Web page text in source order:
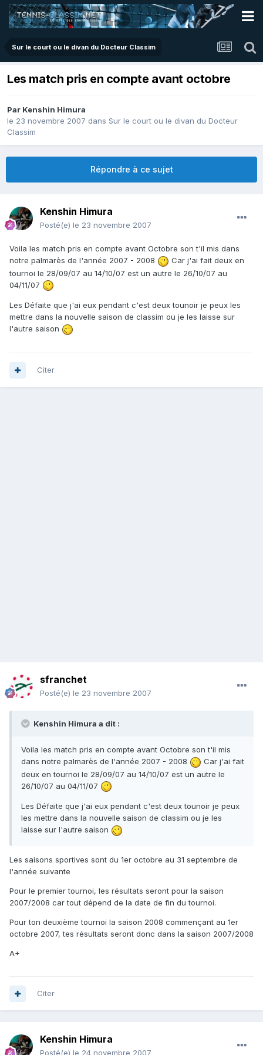
Sur le court ou le divan du Docteur Classim
Les match pris en compte avant octobre
Par Kenshin Himura
le 23 novembre 2007 dans Sur le court ou le divan du Docteur
Classim
Répondre à ce sujet
Kenshin Himura
Posté(e) le 23 novembre 2007
Voila les match pris en compte avant Octobre son t'il mis dans
notre palmarès de l'année 2007 - 2008
Car j'ai fait deux en
tournoi le 28/09/07 au 14/10/07 est un autre le 26/10/07 au
04/11/07
Les Défaite que j'ai eux pendant c'est deux tounoir je peux les
mettre dans la nouvelle saison de classim ou je les laisse sur
l'autre saison
Citer
sfranchet
Posté(e) le 23 novembre 2007
Kenshin Himura a dit :
Voila les match pris en compte avant Octobre son t'il mis
dans notre palmarès de l'année 2007 - 2008
Car j'ai fait
deux en tournoi le 28/09/07 au 14/10/07 est un autre le
26/10/07 au 04/11/07
Les Défaite que j'ai eux pendant c'est deux tounoir je peux
les mettre dans la nouvelle saison de classim ou je les
laisse sur l'autre saison
Les saisons sportives sont du 1er octobre au 31 septembre de
l'année suivante
Pour le premier tournoi, les résultats seront pour la saison
2007/2008 car tout dépend de la date de fin du tournoi.
Pour ton deuxième tournoi la saison 2008 commençant au 1er
octobre 2007, tes résultats seront donc dans la saison 2007/2008
A+
Citer
Kenshin Himura
Posté(e) le 24 novembre 2007